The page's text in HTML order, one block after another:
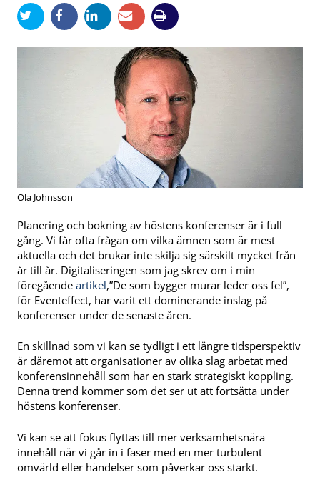
Ola Johnsson
Planering och bokning av höstens konferenser är i full
gång. Vi får ofta frågan om vilka ämnen som är mest
aktuella och det brukar inte skilja sig särskilt mycket från
år till år. Digitaliseringen som jag skrev om i min
föregående artikel,”De som bygger murar leder oss fel”,
för Eventeffect, har varit ett dominerande inslag på
konferenser under de senaste åren.
En skillnad som vi kan se tydligt i ett längre tidsperspektiv
är däremot att organisationer av olika slag arbetat med
konferensinnehåll som har en stark strategiskt koppling.
Denna trend kommer som det ser ut att fortsätta under
höstens konferenser.
Vi kan se att fokus flyttas till mer verksamhetsnära
innehåll när vi går in i faser med en mer turbulent
omvärld eller händelser som påverkar oss starkt.